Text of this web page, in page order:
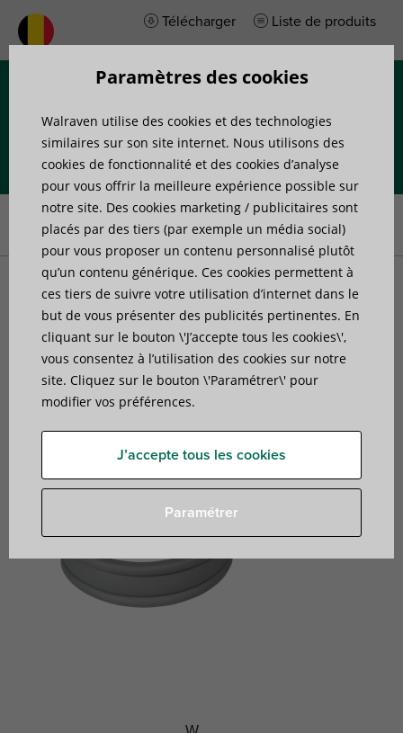
Télécharger Liste de produits
Accueil»Produits» Fixation de tuyaux» Colliers de serrage»
Attaches oméga en PVC
Attaches oméga en PVC
pour tubes plastiques
Paramètres des cookies
Walraven utilise des cookies et des technologies
similaires sur son site internet. Nous utilisons des
cookies de fonctionnalité et des cookies d’analyse
pour vous offrir la meilleure expérience possible sur
notre site. Des cookies marketing / publicitaires sont
placés par des tiers (par exemple un média social)
pour vous proposer un contenu personnalisé plutôt
qu’un contenu générique. Ces cookies permettent à
ces tiers de suivre votre utilisation d’internet dans le
but de vous présenter des publicités pertinentes. En
cliquant sur le bouton \'J’accepte tous les cookies\',
vous consentez à l’utilisation des cookies sur notre
site. Cliquez sur le bouton \'Paramétrer\' pour
modifier vos préférences.
J’accepte tous les cookies
Paramétrer